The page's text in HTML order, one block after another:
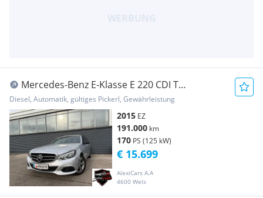
Mercedes-Benz E-Klasse E 220 CDI T
Avantgarde Plus Aut.
Diesel, Automatik, gültiges Pickerl, Gewährleistung
2015 EZ
191.000 km
170 PS (125 kW)
AlexiCars A.A
4600 Wels
€ 15.699